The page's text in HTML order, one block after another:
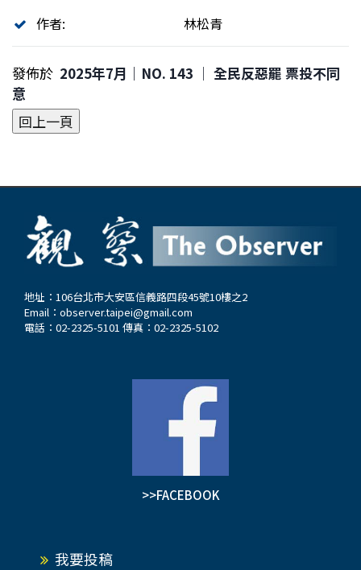
作者:
林松青
發佈於 2025年7月｜NO. 143 │ 全民反惡罷 票投不同
意
地址：106台北市大安區信義路四段45號10樓之2
Email： observer.taipei@gmail.com
電話：02-2325-5101 傳真：02-2325-5102
>>FACEBOOK
我要投稿